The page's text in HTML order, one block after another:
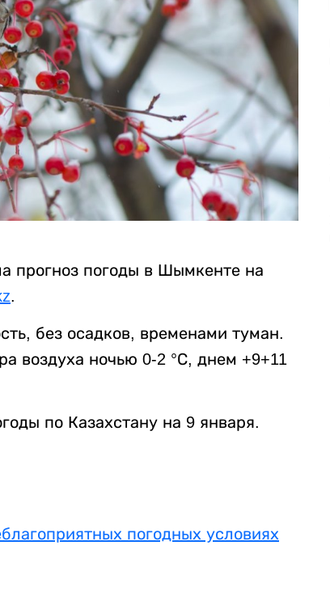
прогноз погоды в Шымкенте на
.
без осадков, временами туман.
воздуха ночью 0-2 °С, днем +9+11
по Казахстану на 9 января.
погодных условиях